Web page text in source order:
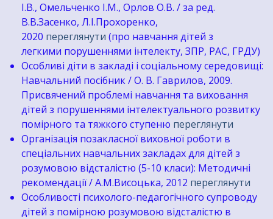
І.В., Омельченко І.М., Орлов О.В. / за ред.
В.В.Засенко, Л.І.Прохоренко,
2020 переглянути (про навчання дітей з
легкими порушеннями інтелекту, ЗПР, РАС, ГРДУ)
Особливі діти в закладі і соціальному середовищі:
Навчальний посібник / О. В. Гаврилов, 2009.
Присвячений проблемі навчання та виховання
дітей з порушеннями інтелектуального розвитку
помірного та тяжкого ступеню переглянути
Організація позакласної виховної роботи в
спеціальних навчальних закладах для дітей з
розумовою відсталістю (5-10 класи): Методичні
рекомендації / А.М.Висоцька, 2012 переглянути
Особливості психолого-педагогічного супроводу
дітей з помірною розумовою відсталістю в